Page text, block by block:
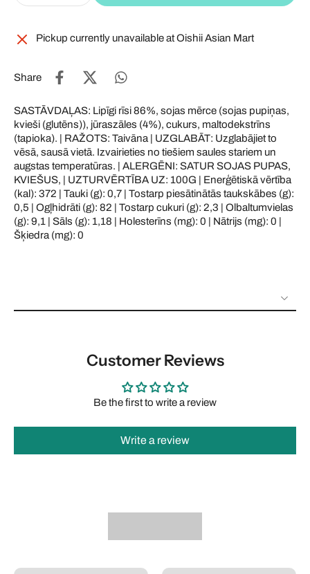
Pickup currently unavailable atOishii Asian Mart
Share
SASTĀVDAĻAS: Lipīgi rīsi 86%, sojas mērce (sojas pupiņas,
kvieši (glutēns)), jūraszāles (4%), cukurs, maltodekstrīns
(tapioka). | RAŽOTS: Taivāna | UZGLABĀT: Uzglabājiet to
vēsā, sausā vietā. Izvairieties no tiešiem saules stariem un
augstas temperatūras. | ALERGĒNI: SATUR SOJAS PUPAS,
KVIEŠUS, | UZTURVĒRTĪBA UZ: 100G | Enerģētiskā vērtība
(kal): 372 | Tauki (g): 0,7 | Tostarp piesātinātās taukskābes (g):
0,5 | Ogļhidrāti (g): 82 | Tostarp cukuri (g): 2,3 | Olbaltumvielas
(g): 9,1 | Sāls (g): 1,18 | Holesterīns (mg): 0 | Nātrijs (mg): 0 |
Šķiedra (mg): 0
Customer Reviews
Be the first to write a review
Write a review